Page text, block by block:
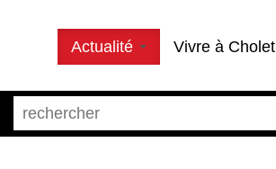
Actualité Vivre à Cholet